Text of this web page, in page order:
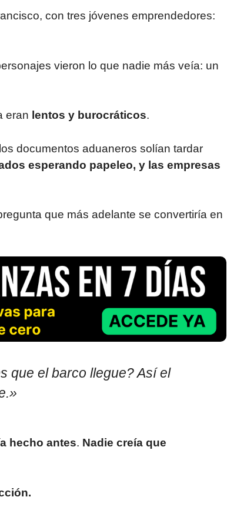
con tres jóvenes emprendedores:
vieron lo que nadie más veía: un
eran lentos y burocráticos.
documentos aduaneros solían tardar
esperando papeleo, y las empresas
que más adelante se convertiría en
que el barco llegue? Así el
hecho antes. Nadie creía que